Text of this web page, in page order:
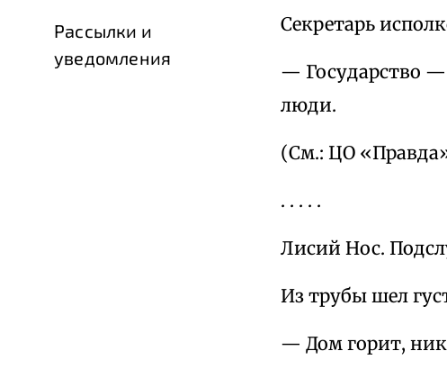
Рассылки и
уведомления
Секретарь
— Государство —
люди.
(См.: ЦО
. . . . .
Лисий Нос.
Из трубы шел
— Дом горит,